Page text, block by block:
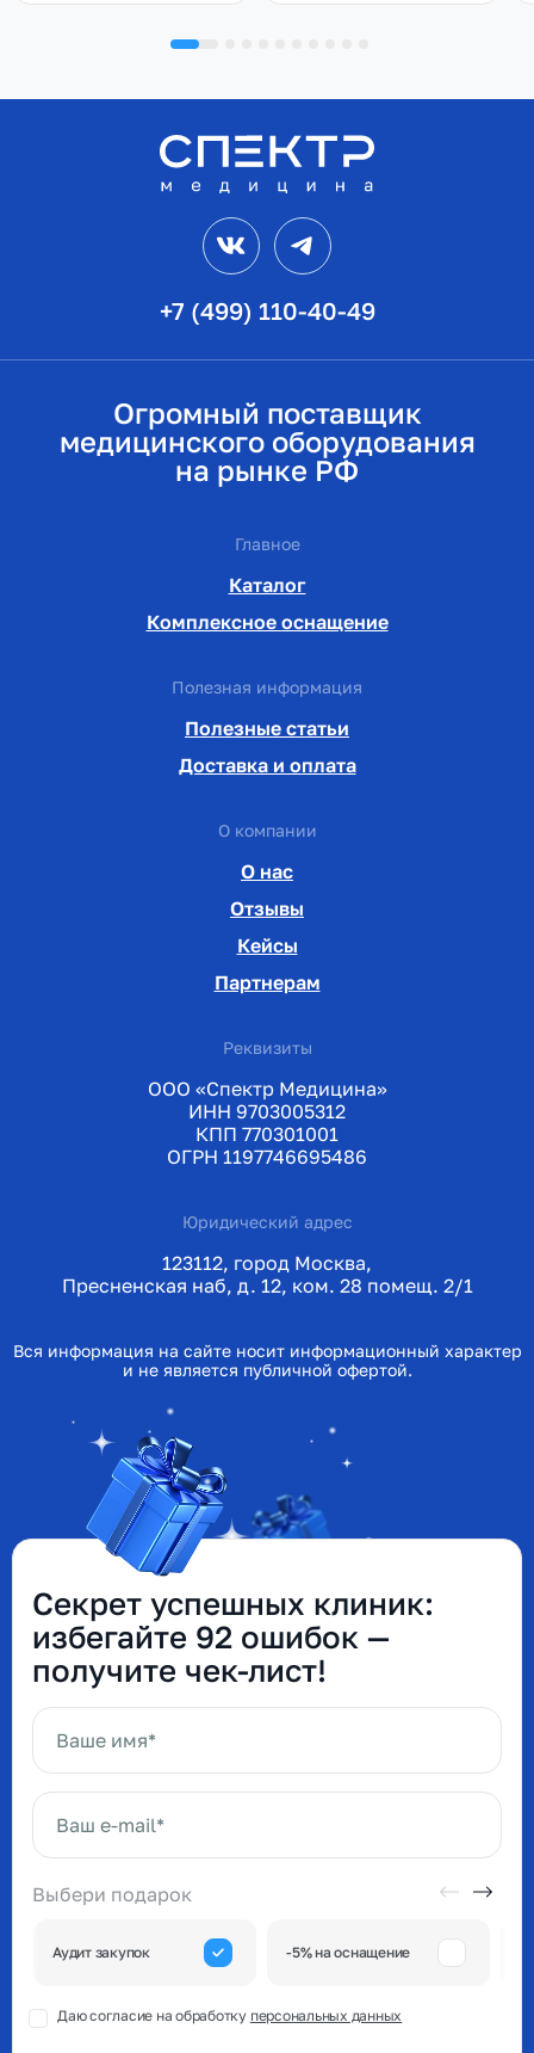
+7 (499) 110-40-49
VK
Огромный поставщик
медицинского оборудования
на рынке РФ
Главное
Каталог
Комплексное оснащение
Полезная информация
Полезные статьи
Доставка и оплата
О компании
О нас
Отзывы
Кейсы
Партнерам
Реквизиты
ООО «Спектр Медицина»
ИНН 9703005312
КПП 770301001
ОГРН 1197746695486
Юридический адрес
123112, город Москва,
Пресненская наб, д. 12, ком. 28 помещ. 2/1
Вся информация на сайте носит информационный характер
и не является публичной офертой.
Секрет успешных клиник:
избегайте 92 ошибок —
получите чек-лист!
Выбери подарок
Аудит закупок -5% на оснащение
Даю согласие на обработку персональных данных